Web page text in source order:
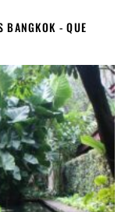
BANGKOK - QUE